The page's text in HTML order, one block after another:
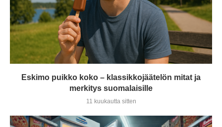
Eskimo puikko koko – klassikkojäätelön mitat ja
merkitys suomalaisille
11 kuukautta sitten